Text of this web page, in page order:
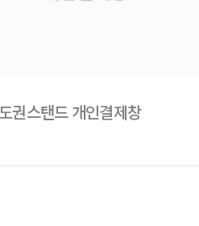
권스탠드 개인결제창